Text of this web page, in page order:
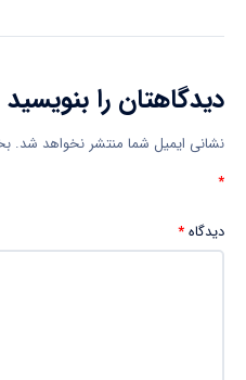
دیدگاهتان را بنویسید
نشانی ایمیل شما منتشر نخواهد شد.
*
دیدگاه*